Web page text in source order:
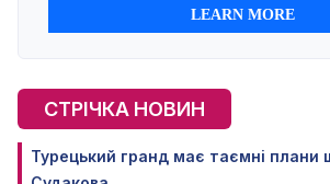
СТРІЧКА НОВИН
Турецький гранд має таємні плани